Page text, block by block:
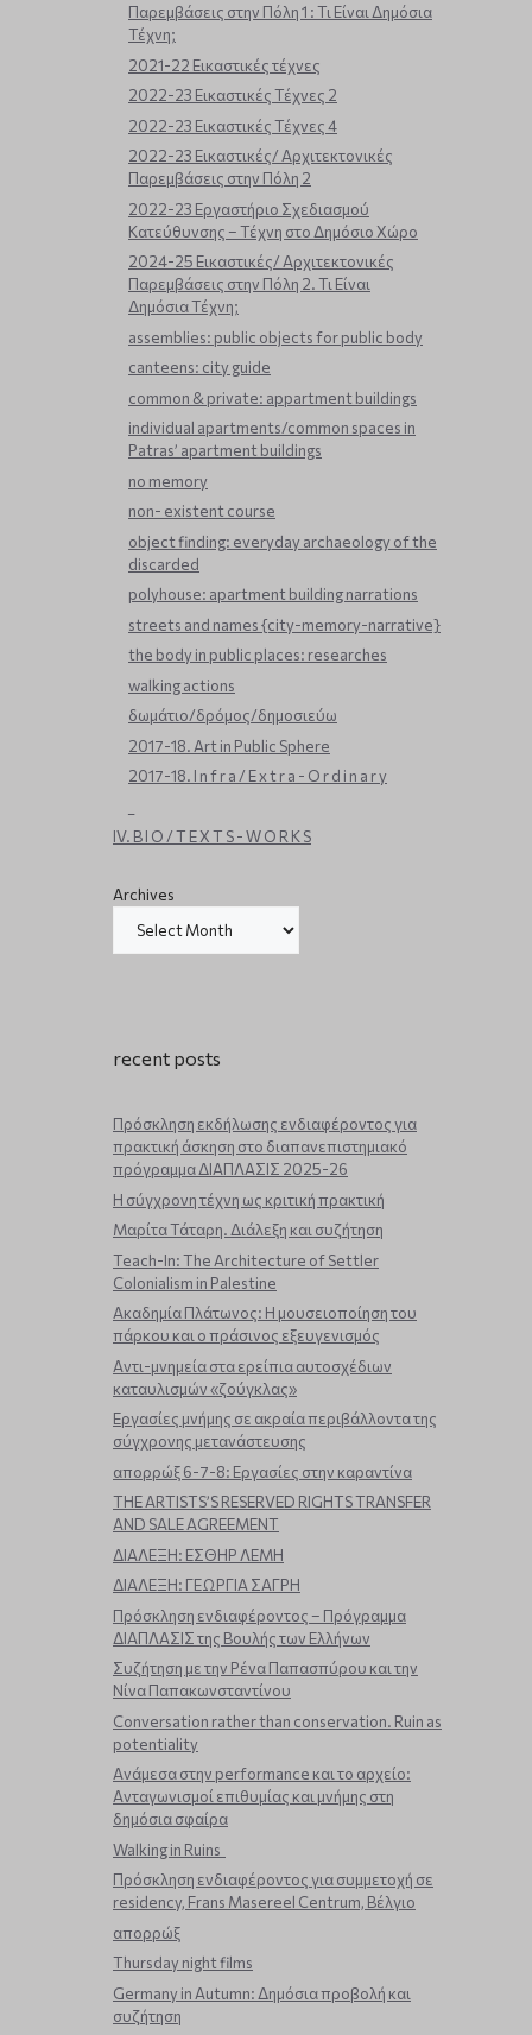
Παρεμβάσεις στην Πόλη 1 : Τι Είναι Δημόσια
Τέχνη;
2021-22 Εικαστικές τέχνες
2022-23 Εικαστικές Τέχνες 2
2022-23 Εικαστικές Τέχνες 4
2022-23 Εικαστικές/ Αρχιτεκτονικές
Παρεμβάσεις στην Πόλη 2
2022-23 Εργαστήριο Σχεδιασμού
Κατεύθυνσης – Τέχνη στο Δημόσιο Χώρο
2024-25 Εικαστικές/ Αρχιτεκτονικές
Παρεμβάσεις στην Πόλη 2. Τι Είναι
Δημόσια Τέχνη;
assemblies: public objects for public body
canteens: city guide
common & private: appartment buildings
individual apartments/common spaces in
Patras’ apartment buildings
no memory
non- existent course
object finding: everyday archaeology of the
discarded
polyhouse: apartment building narrations
streets and names {city-memory-narrative}
the body in public places: researches
walking actions
δωμάτιο/δρόμος/δημοσιεύω
2017-18. Art in Public Sphere
2017-18. I n f r a / E x t r a - O r d i n a r y
IV. B I O / T E X T S - W O R K S
Archives
recent posts
Πρόσκληση εκδήλωσης ενδιαφέροντος για
πρακτική άσκηση στο διαπανεπιστημιακό
πρόγραμμα ΔΙΑΠΛΑΣΙΣ 2025-26
Η σύγχρονη τέχνη ως κριτική πρακτική
Μαρίτα Τάταρη. Διάλεξη και συζήτηση
Teach-In: The Architecture of Settler
Colonialism in Palestine
Ακαδημία Πλάτωνος: Η μουσειοποίηση του
πάρκου και ο πράσινος εξευγενισμός
Aντι-μνημεία στα ερείπια αυτοσχέδιων
καταυλισμών «ζούγκλας»
Εργασίες μνήμης σε ακραία περιβάλλοντα της
σύγχρονης μετανάστευσης
απορρώξ 6-7-8: Εργασίες στην καραντίνα
THE ARTISTS’S RESERVED RIGHTS TRANSFER
AND SALE AGREEMENT
ΔΙΑΛΕΞΗ: ΕΣΘΗΡ ΛΕΜΗ
ΔΙΑΛΕΞΗ: ΓΕΩΡΓΙΑ ΣΑΓΡΗ
Πρόσκληση ενδιαφέροντος – Πρόγραμμα
ΔΙΑΠΛΑΣΙΣ της Βουλής των Ελλήνων
Συζήτηση με την Ρένα Παπασπύρου και την
Νίνα Παπακωνσταντίνου
Conversation rather than conservation. Ruin as
potentiality
Ανάμεσα στην performance και το αρχείο:
Ανταγωνισμοί επιθυμίας και μνήμης στη
δημόσια σφαίρα
Walking in Ruins
Πρόσκληση ενδιαφέροντος για συμμετοχή σε
residency, Frans Masereel Centrum, Βέλγιο
απορρώξ
Thursday night films
Germany in Autumn: Δημόσια προβολή και
συζήτηση